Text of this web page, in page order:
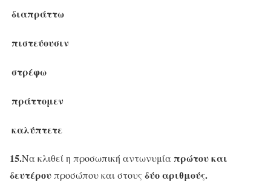
διαπράττω
πιστεύουσιν
στρέφω
πράττομεν
καλύπτετε
15.Να κλιθεί η προσωπική αντωνυμία πρώτου και
δευτέρουπροσώπου και στους δύο αριθμούς.